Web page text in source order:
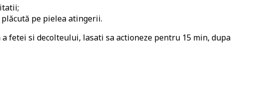
pe pielea atingerii.
fetei si decolteului, lasati sa actioneze pentru 15 min, dupa